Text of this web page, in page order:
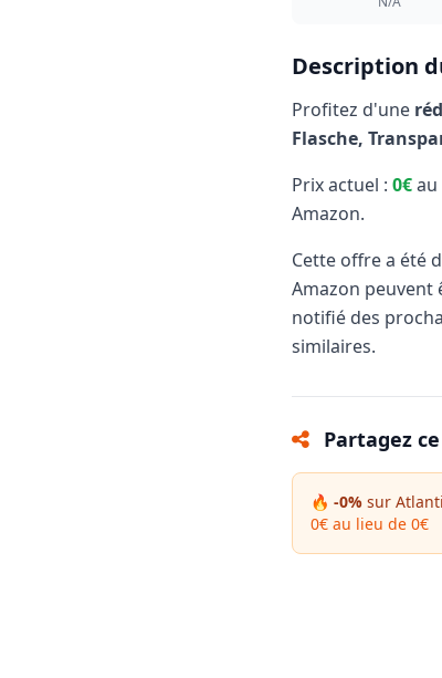
Description
Profitez d'une
Flasche,
Prix actuel : 0€au
Amazon.
Cette offre a été
Amazon peuvent
notifié des
similaires.
Partagez
🔥 -0% sur
0€ au lieu de 0€